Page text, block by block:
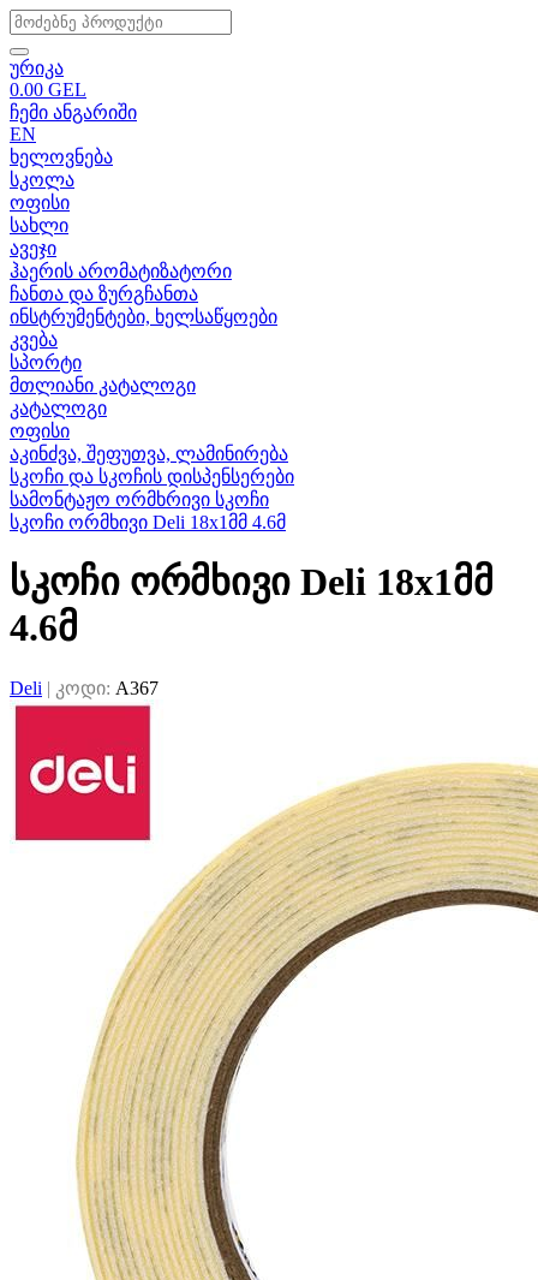
ურიკა
0.00 GEL
ჩემი ანგარიში
EN
ხელოვნება
სკოლა
ოფისი
სახლი
ავეჯი
ჰაერის არომატიზატორი
ჩანთა და ზურგჩანთა
ინსტრუმენტები, ხელსაწყოები
კვება
სპორტი
მთლიანი კატალოგი
კატალოგი
ოფისი
აკინძვა, შეფუთვა, ლამინირება
სკოჩი და სკოჩის დისპენსერები
სამონტაჟო ორმხრივი სკოჩი
სკოჩი ორმხივი Deli 18x1მმ 4.6მ
სკოჩი ორმხივი Deli 18x1მმ
4.6მ
Deli | კოდი: A367